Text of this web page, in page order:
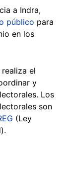
a Indra,
público para
en los
el
y
Los
son
(Ley